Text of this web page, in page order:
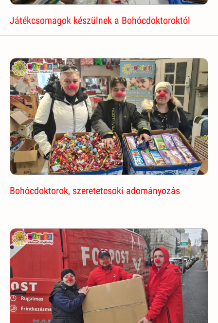
Játékcsomagok készülnek a Bohócdoktoroktól
Bohócdoktorok, szeretetcsoki adományozás